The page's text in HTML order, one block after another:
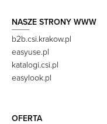
NASZE STRONY WWW
b2b.csi.krakow.pl
easyuse.pl
katalogi.csi.pl
easylook.pl
OFERTA